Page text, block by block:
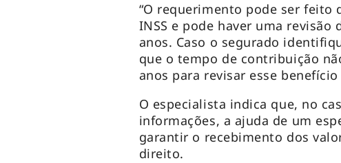
“O requerimento pode ser feito
INSS e pode haver uma
anos. Caso o segurado
que o tempo de contribuição
anos para revisar esse
O especialista indica que, no
informações, a ajuda de um
garantir o recebimento dos
direito.